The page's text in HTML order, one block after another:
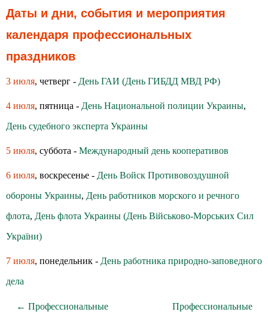
Даты и дни, события и мероприятия
календаря профессиональных
праздников
3 июля, четверг - День ГАИ (День ГИБДД МВД РФ)
4 июля, пятница - День Национальной полиции Украины,
День судебного эксперта Украины
5 июля, суббота - Международный день кооперативов
6 июля, воскресенье - День Войск Противовоздушной
обороны Украины, День работников морского и речного
флота, День флота Украины (День Військово-Морських Сил
України)
7 июля, понедельник - День работника природно-заповедного
дела
← Профессиональные
Профессиональные